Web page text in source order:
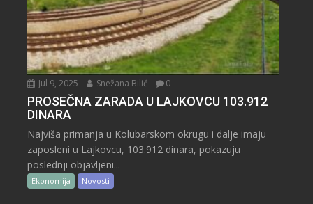
Jul 9, 2025 Snežana Bilić 0
PROSEČNA ZARADA U LAJKOVCU 103.912
DINARA
Najviša primanja u Kolubarskom okrugu i dalje imaju
zaposleni u Lajkovcu, 103.912 dinara, pokazuju
poslednji objavljeni...
Ekonomija Novosti